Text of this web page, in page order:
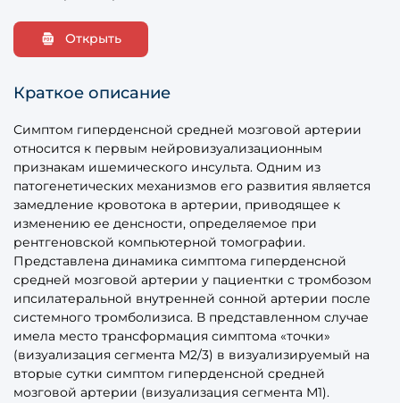
Открыть
Краткое описание
Симптом гиперденсной средней мозговой артерии
относится к первым нейровизуализационным
признакам ишемического инсульта. Одним из
патогенетических механизмов его развития является
замедление кровотока в артерии, приводящее к
изменению ее денсности, определяемое при
рентгеновской компьютерной томографии.
Представлена динамика симптома гиперденсной
средней мозговой артерии у пациентки с тромбозом
ипсилатеральной внутренней сонной артерии после
системного тромболизиса. В представленном случае
имела место трансформация симптома «точки»
(визуализация сегмента М2/3) в визуализируемый на
вторые сутки симптом гиперденсной средней
мозговой артерии (визуализация сегмента М1).